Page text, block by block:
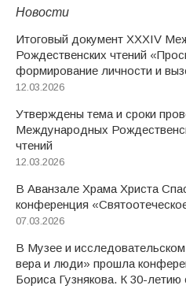
Новости
Итоговый документ XXХIV
Рождественских чтений
формирование личности и
12.03.2026
Утверждены тема и сроки
Международных
чтений
12.03.2026
В Аванзале Храма Христа
конференция
07.03.2026
В Музее и
вера и люди» прошла
Бориса Гузнякова. К 30-